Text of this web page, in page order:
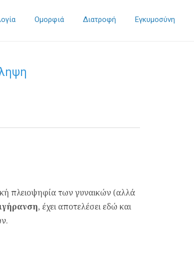
Ομορφιά Διατροφή Εγκυμοσύνη
πλειοψηφία των γυναικών (αλλά
, έχει αποτελέσει εδώ και